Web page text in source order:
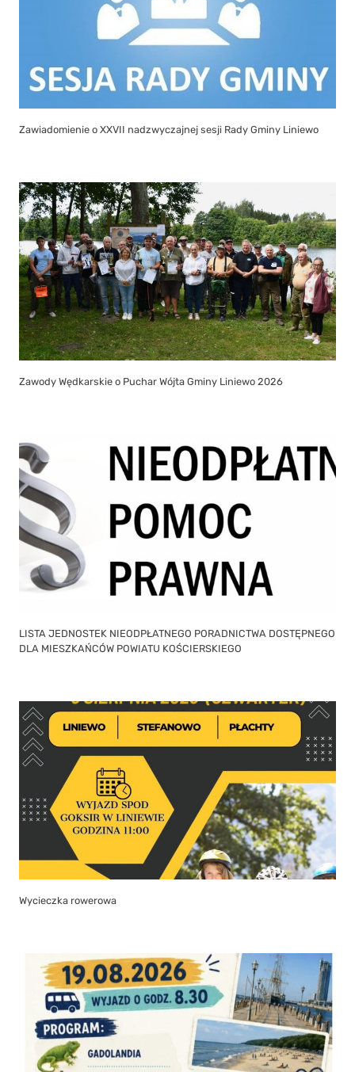
Zawiadomienie o XXVII nadzwyczajnej sesji Rady Gminy Liniewo
Zawody Wędkarskie o Puchar Wójta Gminy Liniewo 2026
LISTA JEDNOSTEK NIEODPŁATNEGO PORADNICTWA DOSTĘPNEGO
DLA MIESZKAŃCÓW POWIATU KOŚCIERSKIEGO
Wycieczka rowerowa